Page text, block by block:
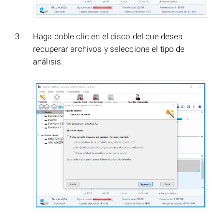
Haga doble clic en el disco del que desea
recuperar archivos y seleccione el tipo de
análisis.